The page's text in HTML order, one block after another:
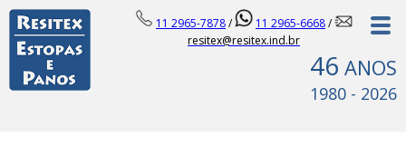
11 2965-7878/ 11 2965-6668/
resitex@resitex.ind.br
46 ANOS
1980 - 2026